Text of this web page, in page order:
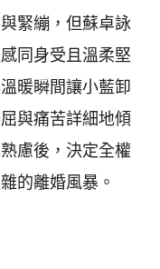
緊繃，但蘇卓詠
同身受且溫柔堅
暖瞬間讓小藍卸
與痛苦詳細地傾
慮後，決定全權
的離婚風暴。